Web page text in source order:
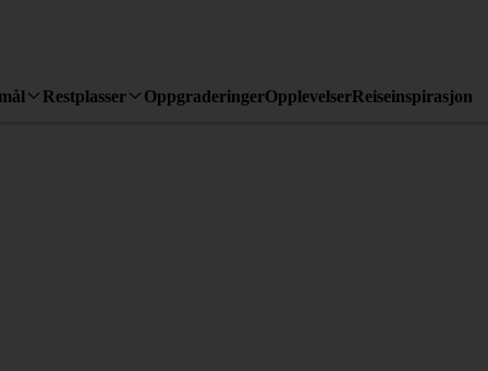
Restplasser OppgraderingerOpplevelserReiseinspirasjon